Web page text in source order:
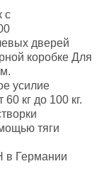
с
дверей
коробке Для
усилие
кг до 100 кг.
тяги
в Германии